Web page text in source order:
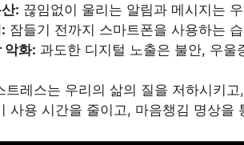
: 끊임없이 울리는 알림과 메시지는
잠들기 전까지 스마트폰을 사용하는
악화: 과도한 디지털 노출은 불안, 우
트레스는 우리의 삶의 질을 저하시키
사용 시간을 줄이고, 마음챙김 명상을